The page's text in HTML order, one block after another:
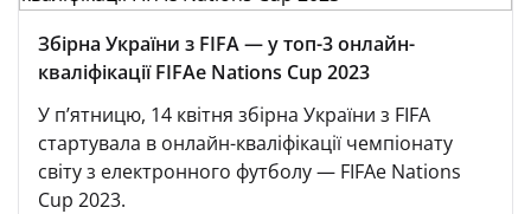
Збірна України з FIFA — у топ-3 онлайн-
кваліфікації FIFAe Nations Cup 2023
У п’ятницю, 14 квітня збірна України з FIFA
стартувала в онлайн-кваліфікації чемпіонату
світу з електронного футболу — FIFAe Nations
Cup 2023.